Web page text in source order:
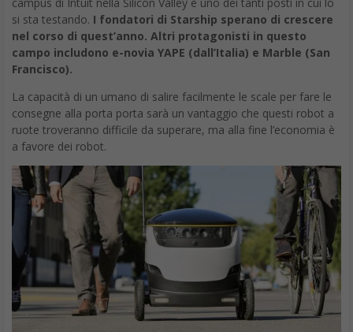
Soldati
In questo caso non si sta prevedendo la fine di un lavoro,
quanto più di un ruolo: muoversi a piedi come elemento
principale di una forza combattente più esposta al fuoco
nemico. La fanteria sarà ancora in campo, ma grazie ai robot,